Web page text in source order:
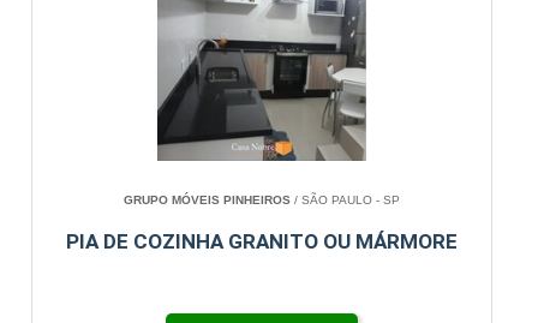
GRUPO MÓVEIS PINHEIROS / SÃO PAULO - SP
PIA DE COZINHA GRANITO OU MÁRMORE